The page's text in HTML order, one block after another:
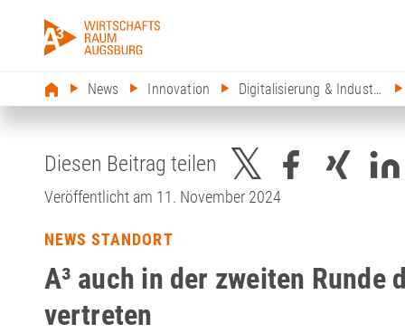
News Innovation Digitalisierung & Industrie 4.0
Diesen Beitrag teilen
Veröffentlicht am 11. November 2024
NEWS STANDORT
A³ auch in der zweiten Runde
vertreten